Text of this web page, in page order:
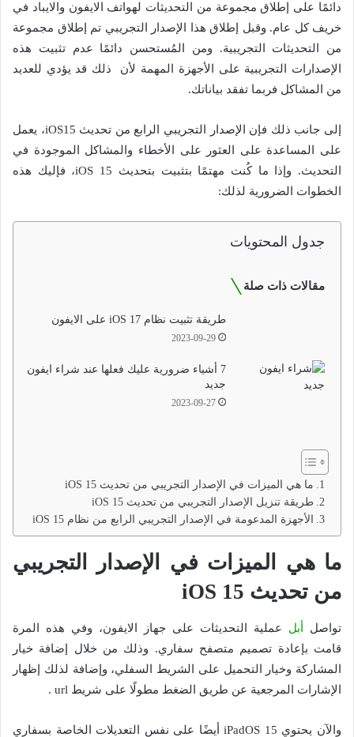
دائمًا على إطلاق مجموعة من التحديثات لهواتف الايفون والايباد في
خريف كل عام. وقبل إطلاق هذا الإصدار التجريبي تم إطلاق مجموعة
من التحديثات التجريبية. ومن المُستحسن دائمًا عدم تثبيت هذه
الإصدارات التجريبية على الأجهزة المهمة لأن ذلك قد يؤدي للعديد
من المشاكل فربما تفقد بياناتك.
إلى جانب ذلك فإن الإصدار التجريبي الرابع من تحديث iOS15، يعمل
على المساعدة على العثور على الأخطاء والمشاكل الموجودة في
التحديث. وإذا ما كُنت مهتمًا بتثبيت بتحديث iOS 15، فإليك هذه
الخطوات الضرورية لذلك:
جدول المحتويات
مقالات ذات صلة
طريقة تثبيت نظام iOS 17 على الايفون
2023-09-29
7 أشياء ضرورية عليك فعلها عند شراء ايفون
جديد
2023-09-27
ما هي الميزات في الإصدار التجريبي من تحديث iOS 15
طريقة تنزيل الإصدار التجريبي من تحديث iOS 15
الأجهزة المدعومة في الإصدار التجريبي الرابع من نظام iOS 15
ما هي الميزات في الإصدار التجريبي
من تحديث iOS 15
تواصل أبل عملية التحديثات على جهاز الايفون، وفي هذه المرة
قامت بإعادة تصميم متصفح سفاري. وذلك من خلال إضافة خيار
المشاركة وخيار التحميل على الشريط السفلي، وإضافة لذلك إظهار
الإشارات المرجعية عن طريق الضغط مطولًا على شريط url .
والآن يحتوي iPadOS 15 أيضًا على نفس التعديلات الخاصة بسفاري